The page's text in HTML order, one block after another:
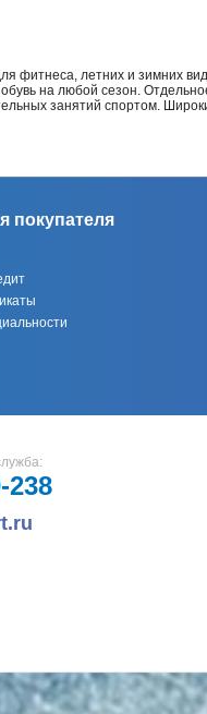
фитнеса, летних и зимних
на любой сезон.
занятий спортом.
покупателя
238